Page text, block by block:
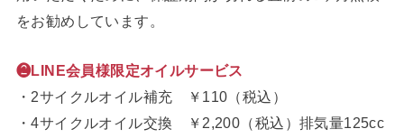
をお勧めしています。
❷LINE会員様限定オイルサービス
・2サイクルオイル補充 ￥110（税込）
・4サイクルオイル交換 ￥2,200（税込）排気量125cc